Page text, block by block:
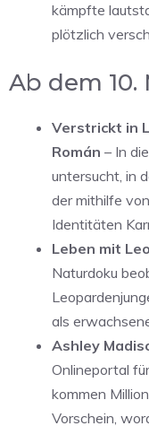
kämpfte
plötzlich
Ab dem 10.
Verstrickt in
Román – In
untersucht, in
der mithilfe
Identitäten
Leben mit
Naturdoku
als
Ashley
Onlineportal
kommen
Vorschein,